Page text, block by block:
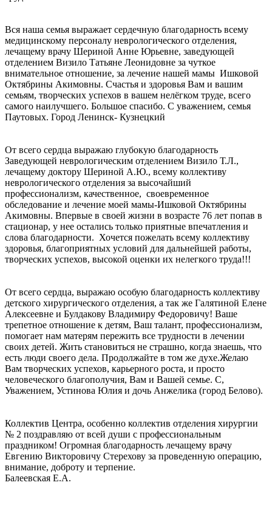
Вся наша семья выражает сердечную благодарность всему
медицинскому персоналу неврологического отделения,
лечащему врачу Шериной Анне Юрьевне, заведующей
отделением Визило Татьяне Леонидовне за чуткое
внимательное отношение, за лечение нашей мамы Ишковой
Октябрины Акимовны. Счастья и здоровья Вам и вашим
семьям, творческих успехов в вашем нелёгком труде, всего
самого наилучшего. Большое спасибо. С уважением, семья
Паутовых. Город Ленинск- Кузнецкий
От всего сердца выражаю глубокую благодарность
Заведующей неврологическим отделением Визило Т.Л.,
лечащему доктору Шериной А.Ю., всему коллективу
неврологического отделения за высочайший
профессионализм, качественное, своевременное
обследование и лечение моей мамы-Ишковой Октябрины
Акимовны. Впервые в своей жизни в возрасте 76 лет попав в
стационар, у нее остались только приятные впечатления и
слова благодарности. Хочется пожелать всему коллективу
здоровья, благоприятных условий для дальнейшей работы,
творческих успехов, высокой оценки их нелегкого труда!!!
От всего сердца, выражаю особую благодарность коллективу
детского хирургического отделения, а так же Галятиной Елене
Алексеевне и Булдакову Владимиру Федоровичу! Ваше
трепетное отношение к детям, Ваш талант, профессионализм,
помогает нам матерям пережить все трудности в лечении
своих детей. Жить становиться не страшно, когда знаешь, что
есть люди своего дела. Продолжайте в том же духе.Желаю
Вам творческих успехов, карьерного роста, и просто
человеческого благополучия, Вам и Вашей семье. С,
Уважением, Устинова Юлия и дочь Анжелика (город Белово).
Коллектив Центра, особенно коллектив отделения хирургии
№ 2 поздравляю от всей души с профессиональным
праздником! Огромная благодарность лечащему врачу
Евгению Викторовичу Стерехову за проведенную операцию,
внимание, доброту и терпение.
Балеевская Е.А.